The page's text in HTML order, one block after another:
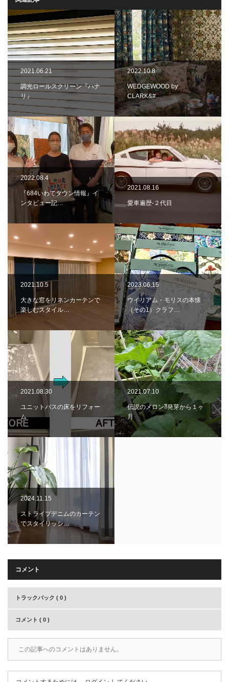
2021.06.21
調光ロールスクリーン『ハナ
リ』
2022.10.8
WEDGEWOOD by
CLARK&#…
2022.08.4
『684いわてタウン情報』イ
ンタビュー記…
2021.08.16
愛車遍歴-２代目
2021.10.5
大きな窓をリネンカーテンで
楽しむスタイル…
2023.06.15
ウイリアム・モリスの本懐
（その1）クラフ…
2021.08.30
ユニットバスの床をリフォー
ム
2021.07.10
伝説のメロン⁈発芽から１ヶ
月
2024.11.15
ストライプデニムのカーテン
でスタイリッシ…
コメント
トラックバック ( 0 )
コメント ( 0 )
この記事へのコメントはありません。